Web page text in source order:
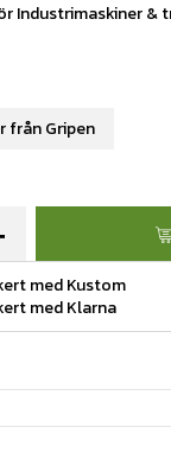
Industrimaskiner &
med Kustom
med Klarna
från Gripen